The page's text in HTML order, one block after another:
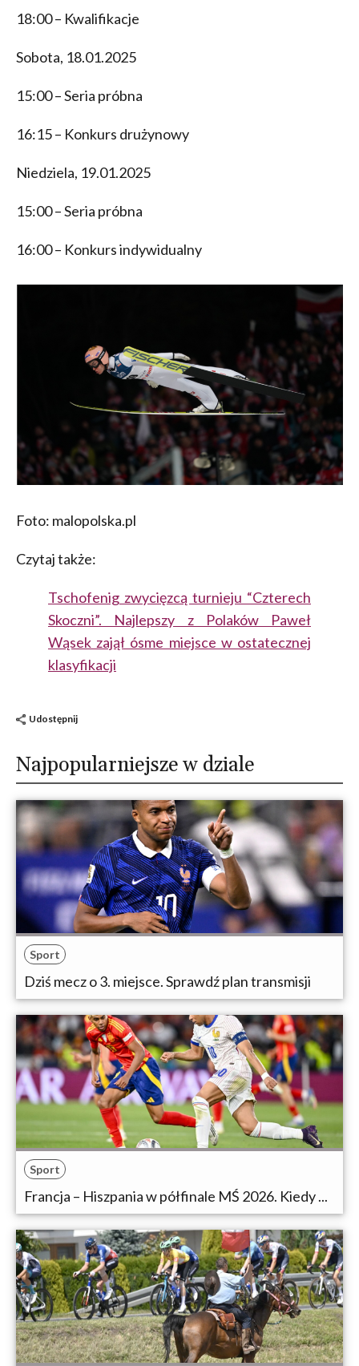
18:00 – Kwalifikacje
Sobota, 18.01.2025
15:00 – Seria próbna
16:15 – Konkurs drużynowy
Niedziela, 19.01.2025
15:00 – Seria próbna
16:00 – Konkurs indywidualny
Foto: malopolska.pl
Czytaj także:
Tschofenig zwycięzcą turnieju “Czterech
Skoczni”. Najlepszy z Polaków Paweł
Wąsek zajął ósme miejsce w ostatecznej
klasyfikacji
Udostępnij
Najpopularniejsze w dziale
Sport
Dziś mecz o 3. miejsce. Sprawdź plan transmisji
Sport
Francja – Hiszpania w półfinale MŚ 2026. Kiedy ...